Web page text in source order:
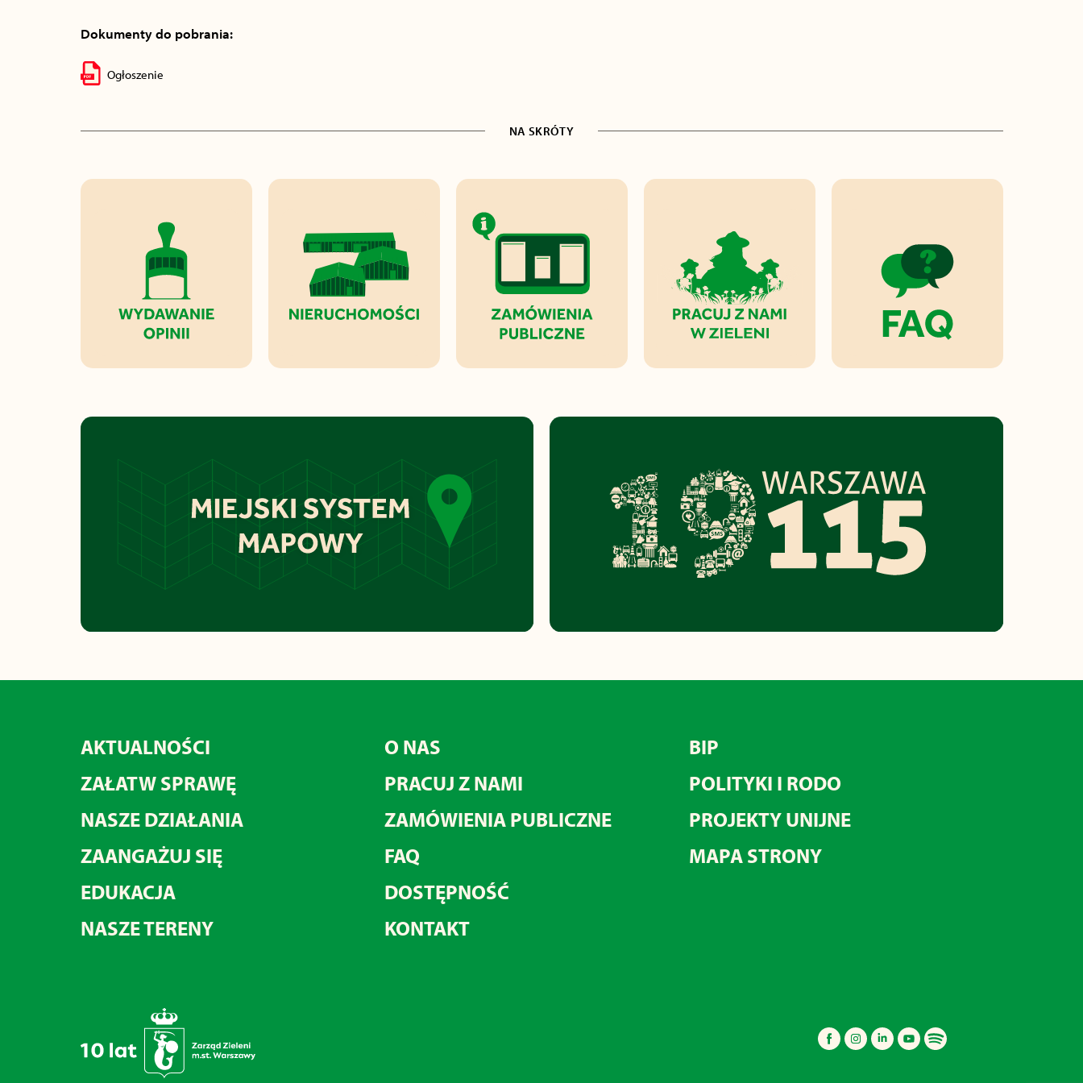
Dokumenty do pobrania:
Ogłoszenie
NA SKRÓTY
AKTUALNOŚCI
ZAŁATW SPRAWĘ
NASZE DZIAŁANIA
ZAANGAŻUJ SIĘ
EDUKACJA
NASZE TERENY
O NAS
PRACUJ Z NAMI
ZAMÓWIENIA PUBLICZNE
FAQ
DOSTĘPNOŚĆ
KONTAKT
BIP
POLITYKI I RODO
PROJEKTY UNIJNE
MAPA STRONY